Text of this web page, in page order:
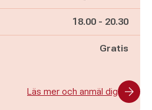
Pågår mellan
18.00 - och
20.30
Gratis
Läs mer och anmäl dig